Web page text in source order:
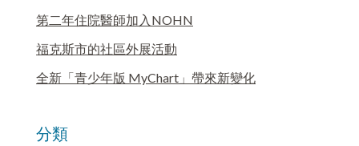
第二年住院醫師加入NOHN
福克斯市的社區外展活動
全新「青少年版 MyChart」帶來新變化
分類